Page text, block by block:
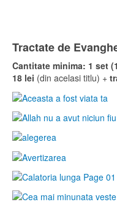
Tractate de
Cantitate minima: 1 set
18 lei (din acelasi titlu) +